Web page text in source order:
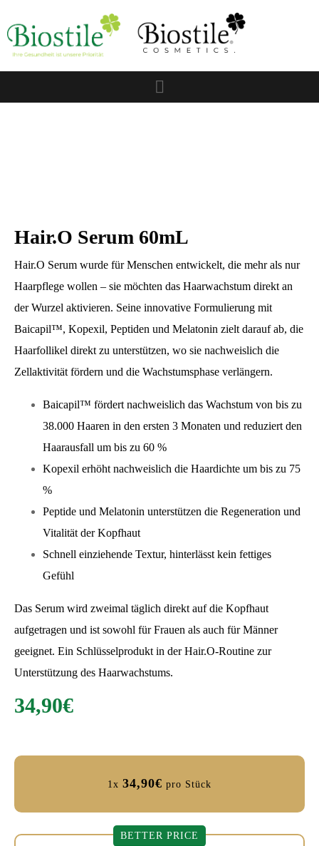
Hair.O Serum 60mL
Hair.O Serum wurde für Menschen entwickelt, die mehr als nur
Haarpflege wollen – sie möchten das Haarwachstum direkt an
der Wurzel aktivieren. Seine innovative Formulierung mit
Baicapil™, Kopexil, Peptiden und Melatonin zielt darauf ab, die
Haarfollikel direkt zu unterstützen, wo sie nachweislich die
Zellaktivität fördern und die Wachstumsphase verlängern.
Baicapil™ fördert nachweislich das Wachstum von bis zu
38.000 Haaren in den ersten 3 Monaten und reduziert den
Haarausfall um bis zu 60 %
Kopexil erhöht nachweislich die Haardichte um bis zu 75
%
Peptide und Melatonin unterstützen die Regeneration und
Vitalität der Kopfhaut
Schnell einziehende Textur, hinterlässt kein fettiges
Gefühl
Das Serum wird zweimal täglich direkt auf die Kopfhaut
aufgetragen und ist sowohl für Frauen als auch für Männer
geeignet. Ein Schlüsselprodukt in der Hair.O-Routine zur
Unterstützung des Haarwachstums.
34,90€
1x 34,90€ pro Stück
BETTER PRICE